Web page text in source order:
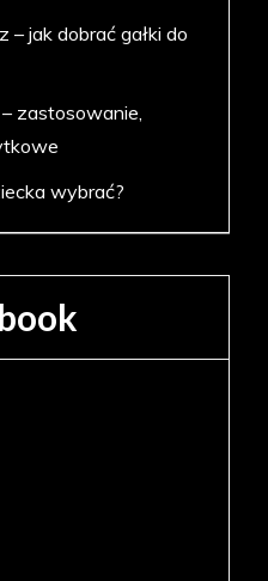
jak dobrać gałki do
zastosowanie,
wybrać?